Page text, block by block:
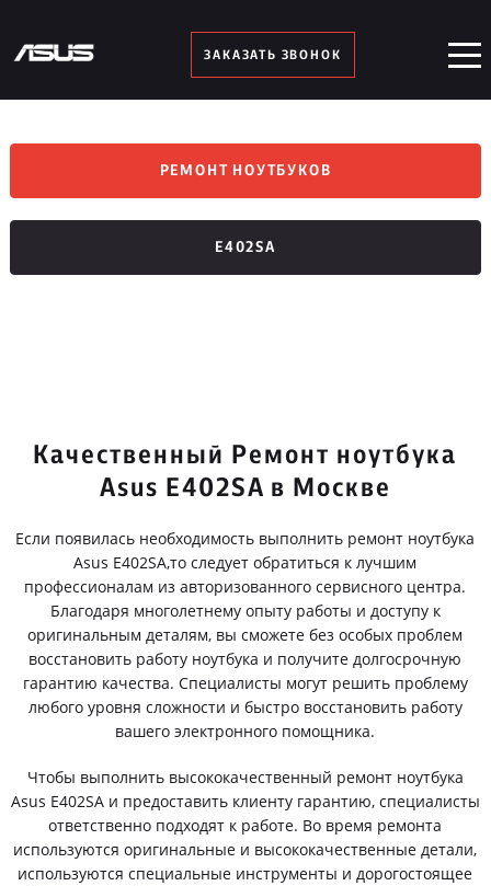
ЗАКАЗАТЬ ЗВОНОК
РЕМОНТ НОУТБУКОВ
E402SA
Качественный Ремонт ноутбука
Asus E402SA в Москве
Если появилась необходимость выполнить ремонт ноутбука
Asus E402SA,то следует обратиться к лучшим
профессионалам из авторизованного сервисного центра.
Благодаря многолетнему опыту работы и доступу к
оригинальным деталям, вы сможете без особых проблем
восстановить работу ноутбука и получите долгосрочную
гарантию качества. Специалисты могут решить проблему
любого уровня сложности и быстро восстановить работу
вашего электронного помощника.
Чтобы выполнить высококачественный ремонт ноутбука
Asus E402SA и предоставить клиенту гарантию, специалисты
ответственно подходят к работе. Во время ремонта
используются оригинальные и высококачественные детали,
используются специальные инструменты и дорогостоящее